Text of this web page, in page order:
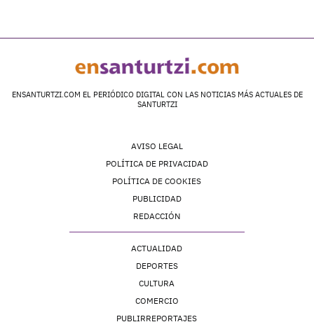
ENSANTURTZI.COM EL PERIÓDICO DIGITAL CON LAS NOTICIAS MÁS ACTUALES DE
SANTURTZI
AVISO LEGAL
POLÍTICA DE PRIVACIDAD
POLÍTICA DE COOKIES
PUBLICIDAD
REDACCIÓN
ACTUALIDAD
DEPORTES
CULTURA
COMERCIO
PUBLIRREPORTAJES